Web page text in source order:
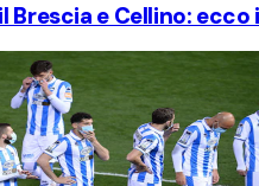
Brescia e Cellino: